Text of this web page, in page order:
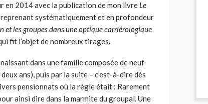
en 2014 avec la publication de mon livre Le
systématiquement et en profondeur
et les groupes dans une optique carriérologique
fit l’objet de nombreux tirages.
dans une famille composée de neuf
ans), puis par la suite – c’est-à-dire dès
pensionnats où la règle était : Rarement
ainsi dire dans la marmite du groupal. Une